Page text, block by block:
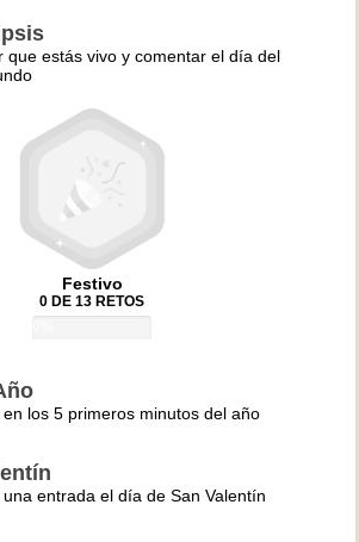
que estás vivo y comentar el día del
Festivo
0 DE 13 RETOS
los 5 primeros minutos del año
entrada el día de San Valentín